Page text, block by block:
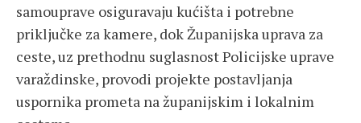
samouprave osiguravaju kućišta i potrebne
priključke za kamere, dok Županijska uprava za
ceste, uz prethodnu suglasnost Policijske uprave
varaždinske, provodi projekte postavljanja
uspornika prometa na županijskim i lokalnim